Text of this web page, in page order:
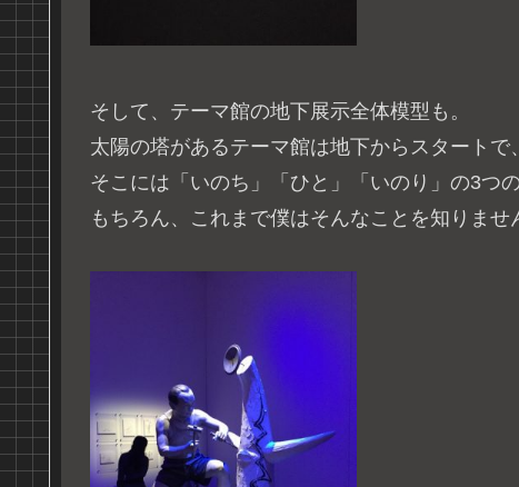
そして、テーマ館の地下展示全体模型も。
太陽の塔があるテーマ館は地下からスタートで、
そこには「いのち」「ひと」「いのり」の3つ
もちろん、これまで僕はそんなことを知りませ